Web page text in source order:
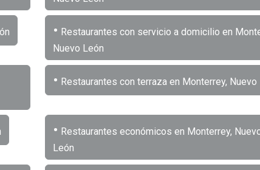
• Restaurantes con servicio a domicilio en
Nuevo León
• Restaurantes con terraza en Monterrey, Nuevo
• Restaurantes económicos en Monterrey,
León